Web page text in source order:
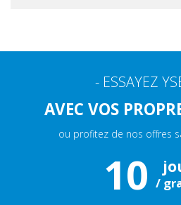
- ESSAYEZ
AVEC VOS
ou profitez de nos offres
10 /